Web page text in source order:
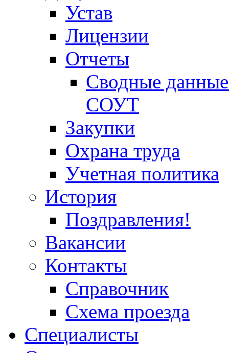
Устав
Лицензии
Отчеты
Сводные данные
СОУТ
Закупки
Охрана труда
Учетная политика
История
Поздравления!
Вакансии
Контакты
Справочник
Схема проезда
Специалисты